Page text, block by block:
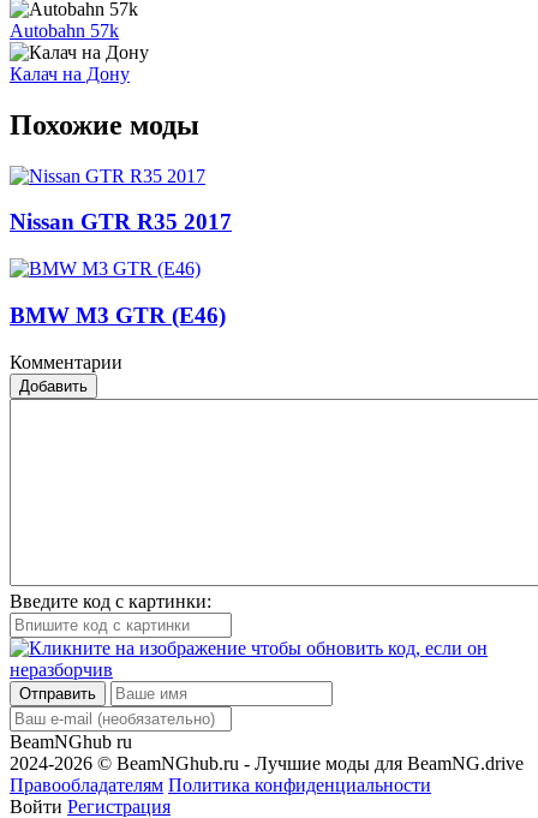
Autobahn 57k
Калач на Дону
Похожие моды
Nissan GTR R35 2017
BMW M3 GTR (E46)
Комментарии
Добавить
Введите код с картинки:
Отправить
BeamNGhub ru
2024-2026 © BeamNGhub.ru - Лучшие моды для BeamNG.drive
Правообладателям Политика конфиденциальности
Войти Регистрация